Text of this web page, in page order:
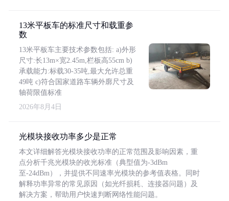
13米平板车的标准尺寸和载重参
数
13米平板车主要技术参数包括: a)外形
尺寸:长13m×宽2.45m,栏板高55cm b)
承载能力:标载30-35吨,最大允许总重
49吨 c)符合国家道路车辆外廓尺寸及
轴荷限值标准
2026年8月4日
光模块接收功率多少是正常
本文详细解答光模块接收功率的正常范围及影响因素，重
点分析千兆光模块的收光标准（典型值为-3dBm
至-24dBm），并提供不同速率光模块的参考值表格。同时
解释功率异常的常见原因（如光纤损耗、连接器问题）及
解决方案，帮助用户快速判断网络性能问题。